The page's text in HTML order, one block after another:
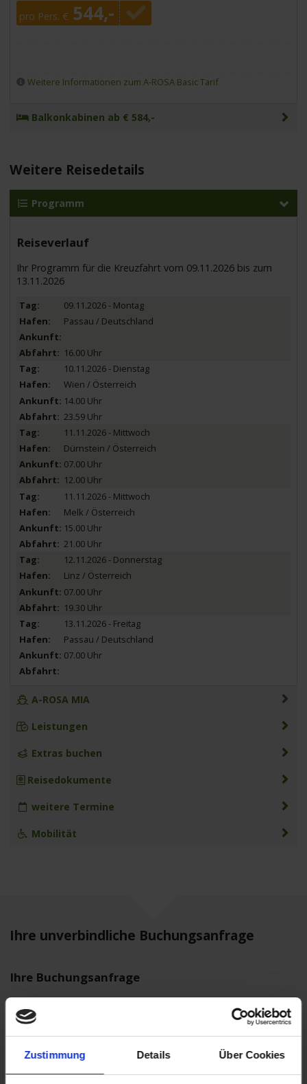
Zustimmung Details Über Cookies
pro Pers. € 544,-
Weitere Informationen zum A-ROSA Basic Tarif
Balkonkabinen ab € 584,-
Weitere Reisedetails
Programm
Reiseverlauf
Ihr Programm für die Kreuzfahrt vom 09.11.2026 bis zum
13.11.2026
09.11.2026 - Montag
Passau / Deutschland
16.00 Uhr
10.11.2026 - Dienstag
Wien / Österreich
14.00 Uhr
23.59 Uhr
11.11.2026 - Mittwoch
Dürnstein / Österreich
07.00 Uhr
12.00 Uhr
11.11.2026 - Mittwoch
Melk / Österreich
15.00 Uhr
21.00 Uhr
12.11.2026 - Donnerstag
Linz / Österreich
07.00 Uhr
19.30 Uhr
13.11.2026 - Freitag
Passau / Deutschland
07.00 Uhr
A-ROSA MIA
Leistungen
Extras buchen
Reisedokumente
weitere Termine
Mobilität
Ihre unverbindliche Buchungsanfrage
Ihre Buchungsanfrage
SCHIFF
177599-2443326